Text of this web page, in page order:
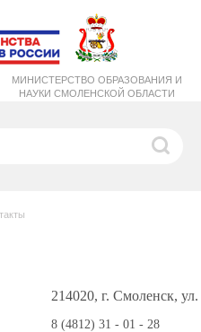
МИНИСТЕРСТВО ОБРАЗОВАНИЯ И
НАУКИ СМОЛЕНСКОЙ ОБЛАСТИ
214020, г. Смоленск,
8 (4812) 31 - 01 - 28